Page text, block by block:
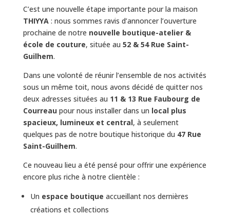
C’est une nouvelle étape importante pour la maison
THIYYA: nous sommes ravis d’annoncer l’ouverture
prochaine de notre nouvelle boutique-atelier &
école de couture, située au 52 & 54 Rue Saint-
Guilhem.
Dans une volonté de réunir l’ensemble de nos activités
sous un même toit, nous avons décidé de quitter nos
deux adresses situées au 11 & 13 Rue Faubourg de
Courreaupour nous installer dans un local plus
spacieux, lumineux et central, à seulement
quelques pas de notre boutique historique du 47 Rue
Saint-Guilhem.
Ce nouveau lieu a été pensé pour offrir une expérience
encore plus riche à notre clientèle :
Un espace boutique accueillant nos dernières
créations et collections